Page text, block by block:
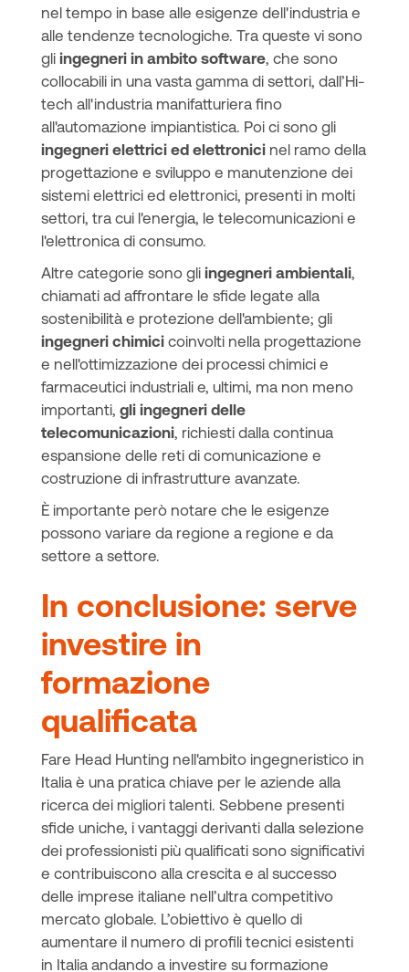
nel tempo in base alle esigenze dell'industria e
alle tendenze tecnologiche. Tra queste vi sono
gli ingegneri in ambito software, che sono
collocabili in una vasta gamma di settori, dall’Hi-
tech all'industria manifatturiera fino
all'automazione impiantistica. Poi ci sono gli
ingegneri elettrici ed elettronicinel ramo della
progettazione e sviluppo e manutenzione dei
sistemi elettrici ed elettronici, presenti in molti
settori, tra cui l'energia, le telecomunicazioni e
l'elettronica di consumo.
Altre categorie sono gli ingegneri ambientali,
chiamati ad affrontare le sfide legate alla
sostenibilità e protezione dell'ambiente; gli
ingegneri chimicicoinvolti nella progettazione
e nell'ottimizzazione dei processi chimici e
farmaceutici industriali e, ultimi, ma non meno
importanti, gli ingegneri delle
telecomunicazioni, richiesti dalla continua
espansione delle reti di comunicazione e
costruzione di infrastrutture avanzate.
È importante però notare che le esigenze
possono variare da regione a regione e da
settore a settore.
In conclusione: serve
investire in
formazione
qualificata
Fare Head Hunting nell'ambito ingegneristico in
Italia è una pratica chiave per le aziende alla
ricerca dei migliori talenti. Sebbene presenti
sfide uniche, i vantaggi derivanti dalla selezione
dei professionisti più qualificati sono significativi
e contribuiscono alla crescita e al successo
delle imprese italiane nell’ultra competitivo
mercato globale. L’obiettivo è quello di
aumentare il numero di profili tecnici esistenti
in Italia andando a investire su formazione